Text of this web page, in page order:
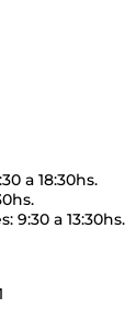
a 18:30hs.
9:30 a 13:30hs.